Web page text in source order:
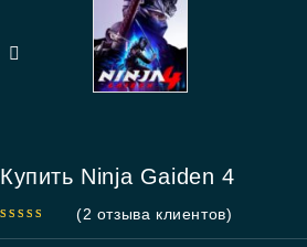
Купить Ninja Gaiden 4
(2 отзыва клиентов)